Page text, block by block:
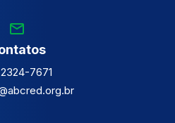
2324-7671